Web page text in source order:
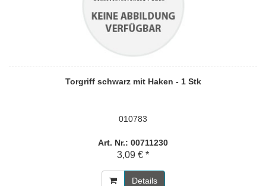
Torgriff schwarz mit Haken - 1 Stk
010783
Art. Nr.: 00711230
3,09 € *
Details